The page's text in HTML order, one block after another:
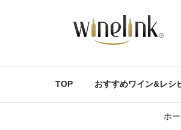
TOP おすすめワイン&レシ
ホ